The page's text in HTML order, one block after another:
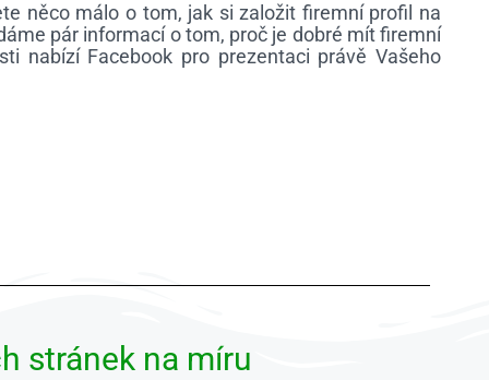
něco málo o tom, jak si založit firemní profil na
pár informací o tom, proč je dobré mít firemní
nabízí Facebook pro prezentaci právě Vašeho
stránek na míru